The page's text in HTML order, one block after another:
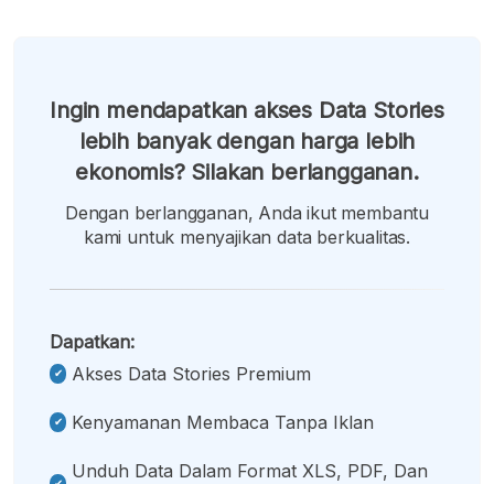
Ingin mendapatkan akses Data Stories
lebih banyak dengan harga lebih
ekonomis? Silakan berlangganan.
Dengan berlangganan, Anda ikut membantu
kami untuk menyajikan data berkualitas.
Dapatkan:
Akses Data Stories Premium
Kenyamanan Membaca Tanpa Iklan
Unduh Data Dalam Format XLS, PDF, Dan